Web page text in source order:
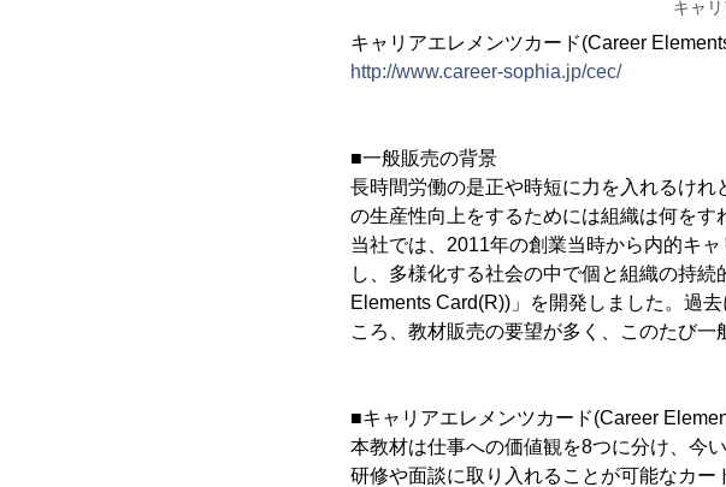
キャ
キャリアエレメンツカード(Career
http://www.career-sophia.jp/cec/
■一般販売の背景
長時間労働の是正や時短に力を入れるけ
の生産性向上をするためには組織は何をす
当社では、2011年の創業当時から内的キ
し、多様化する社会の中で個と組織の持
Elements Card(R))」を開発しました。過
ころ、教材販売の要望が多く、このたび一
■キャリアエレメンツカード(Career
本教材は仕事への価値観を8つに分け、今
研修や面談に取り入れることが可能なカ